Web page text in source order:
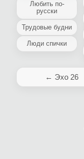
Любить по-
русски
Трудовые будни
Люди спички
← Эхо 26